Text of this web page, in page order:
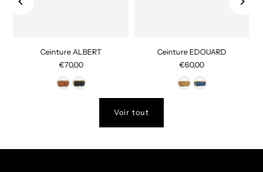
Ceinture ALBERT
€70,00
Ceinture EDOUARD
€60,00
Voir tout